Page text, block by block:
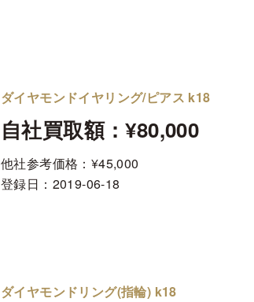
ダイヤモンドイヤリング/ピアス k18
自社買取額：¥80,000
他社参考価格：¥45,000
登録日： 2019-06-18
ダイヤモンドリング(指輪) k18